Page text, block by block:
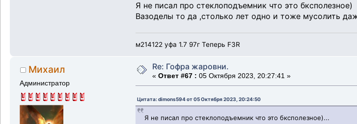
Я не писал про стеклоподъемник что это бксполезное)
Вазоделы то да ,столько лет одно и тоже мусолить
м214122 уфа 1.7 97г Теперь F3R
Михаил
Администратор
Re: Гофра жаровни.
« Ответ #67 : 05 Октября 2023, 20:27:41 »
Цитата: dimons594 от 05 Октября 2023, 20:24:50
Я не писал про стеклоподъемник что это бксполезное)...